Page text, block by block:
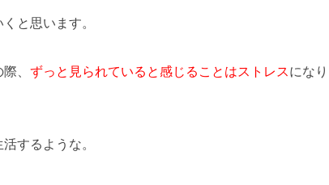
と思います。
、 ずっと見られていると感じることはストレスになり
するような。